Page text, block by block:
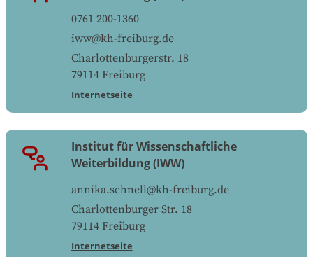
0761 200-1360
iww@kh-freiburg.de
Charlottenburgerstr. 18
79114 Freiburg
Internetseite
Institut für Wissenschaftliche
Weiterbildung (IWW)
annika.schnell@kh-freiburg.de
Charlottenburger Str. 18
79114 Freiburg
Internetseite